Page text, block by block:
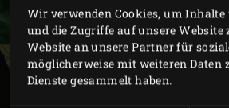
Wir verwenden Cookies, um
und die Zugriffe auf unsere
Website an unsere Partner für
möglicherweise mit weiteren Daten
Dienste gesammelt haben.